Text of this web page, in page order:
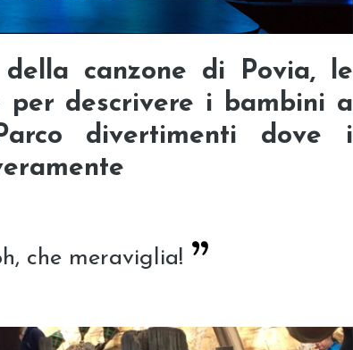
canzone di Povia, le
per descrivere i bambini a
divertimenti dove i
che meraviglia!